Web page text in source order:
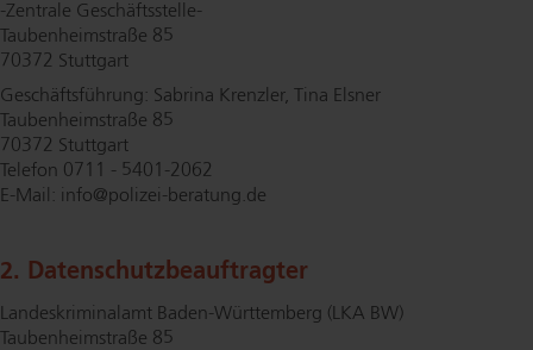
-Zentrale Ge­schäfts­stel­le-
Tau­ben­heim­stra­ße 85
70372 Stuttgart
Ge­schäfts­füh­rung: Sabrina Krenzler, Tina Elsner
Tau­ben­heim­stra­ße 85
70372 Stuttgart
Telefon 0711 - 5401-2062
E-Mail: info@​polizei-​beratung.​de
2. Da­ten­schutz­be­auf­trag­ter
Lan­des­kri­mi­nal­amt Ba­den-Würt­tem­berg (LKA BW)
Tau­ben­heim­stra­ße 85